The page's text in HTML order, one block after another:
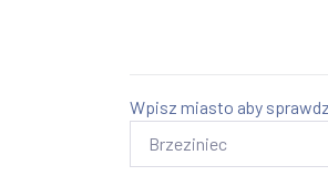
Wpisz miasto aby